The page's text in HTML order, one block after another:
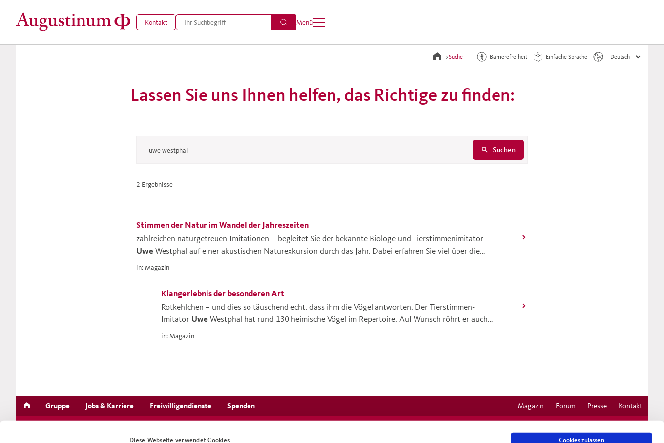
Diese Webseite verwendet Cookies Cookies zulassen
Kontakt Menü
>Suche Barrierefreiheit Einfache Sprache
Lassen Sie uns Ihnen helfen, das Richtige zu finden:
Suchen
2 Ergebnisse
Stimmen der Natur im Wandel der Jahreszeiten
zahlreichen naturgetreuen Imitationen – begleitet Sie der bekannte Biologe und Tierstimmenimitator
UweWestphal auf einer akustischen Naturexkursion durch das Jahr. Dabei erfahren Sie viel über die
Funktion ... “ … ganz nach dem gleichlautenden Jahresmotto 2026 der Seniorenresidenzne des
Augustinum! Dr.
Abendkasse erhältlich. Foto:Uwe Westphal
in: Magazin
Klangerlebnis der besonderen Art
Rotkehlchen – und dies so täuschend echt, dass ihm die Vögel antworten. Der Tierstimmen-
Imitator UweWestphal hat rund 130 heimische Vögel im Repertoire. Auf Wunsch röhrt er auch
wie ein Hirsch oder quakt ... Zwitschern in höhere Frequenzen oder singen einfach lauter. Solche
faszinierenden Geschichten hat
in: Magazin
Gruppe Jobs & Karriere Freiwilligendienste Spenden Magazin Forum Presse Kontakt